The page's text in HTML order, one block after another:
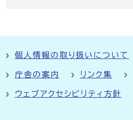
個人情報の取り扱いについて
庁舎の案内 リンク集
ウェブアクセシビリティ方針